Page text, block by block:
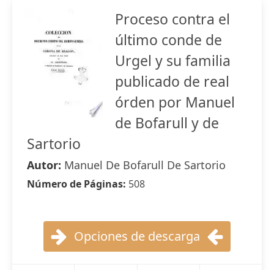
Proceso contra el
último conde de
Urgel y su familia
publicado de real
órden por Manuel
de Bofarull y de
Sartorio
Autor: Manuel De Bofarull De Sartorio
Número de Páginas: 508
Opciones de descarga